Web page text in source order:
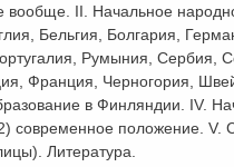
вообще. II. Начальное
Бельгия, Болгария,
Румыния, Сербия,
Франция, Черногория,
в Финляндии. IV.
современное положение. V.
Литература.